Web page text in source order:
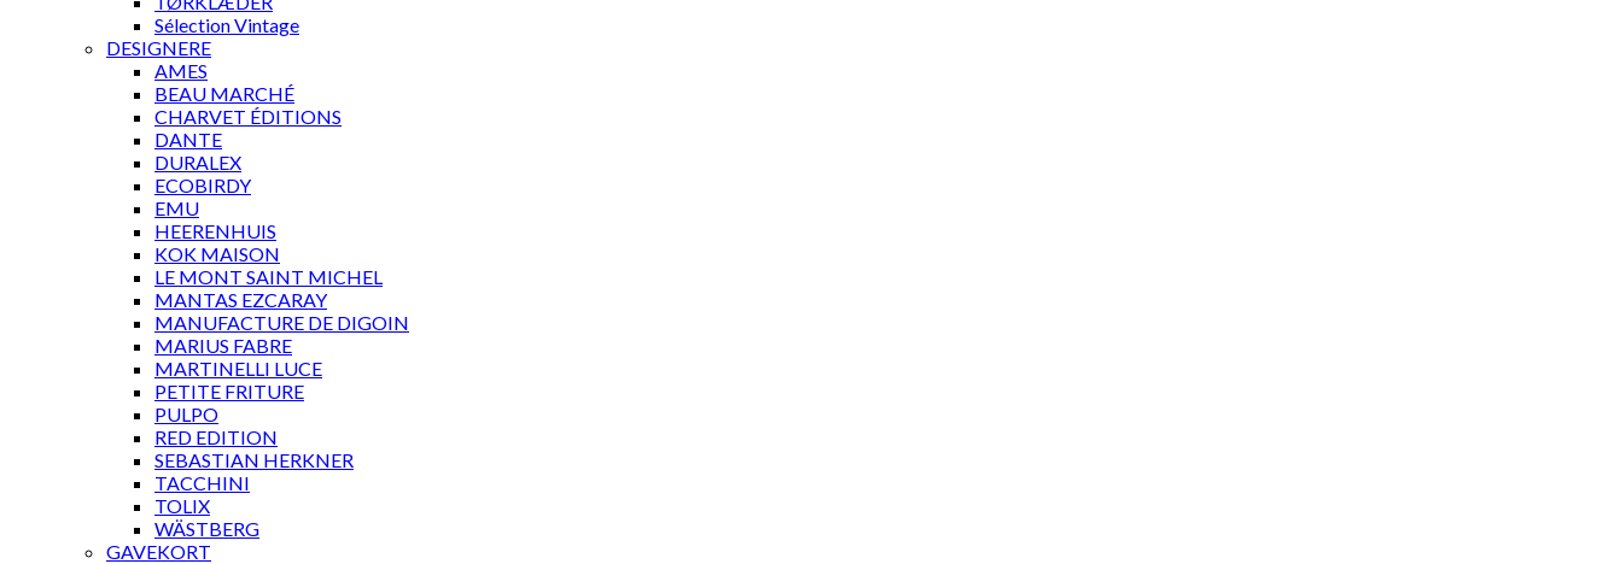
Sélection Vintage
DESIGNERE
AMES
BEAU MARCHÉ
CHARVET ÉDITIONS
DANTE
DURALEX
ECOBIRDY
EMU
HEERENHUIS
KOK MAISON
LE MONT SAINT MICHEL
MANTAS EZCARAY
MANUFACTURE DE DIGOIN
MARIUS FABRE
MARTINELLI LUCE
PETITE FRITURE
PULPO
RED EDITION
SEBASTIAN HERKNER
TACCHINI
TOLIX
WÄSTBERG
GAVEKORT